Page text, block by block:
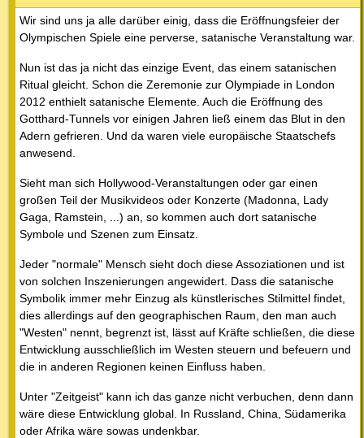
Wir sind uns ja alle darüber einig, dass die Eröffnungsfeier der
Olympischen Spiele eine perverse, satanische Veranstaltung war.
Nun ist das ja nicht das einzige Event, das einem satanischen
Ritual gleicht. Schon die Zeremonie zur Olympiade in London
2012 enthielt satanische Elemente. Auch die Eröffnung des
Gotthard-Tunnels vor einigen Jahren ließ einem das Blut in den
Adern gefrieren. Und da waren viele europäische Staatschefs
anwesend.
Sieht man sich Hollywood-Veranstaltungen oder gar einen
großen Teil der Musikvideos oder Konzerte (Madonna, Lady
Gaga, Ramstein, ...) an, so kommen auch dort satanische
Symbole und Szenen zum Einsatz.
Jeder "normale" Mensch sieht doch diese Assoziationen und ist
von solchen Inszenierungen angewidert. Dass die satanische
Symbolik immer mehr Einzug als künstlerisches Stilmittel findet,
dies allerdings auf den geographischen Raum, den man auch
"Westen" nennt, begrenzt ist, lässt auf Kräfte schließen, die diese
Entwicklung ausschließlich im Westen steuern und befeuern und
die in anderen Regionen keinen Einfluss haben.
Unter "Zeitgeist" kann ich das ganze nicht verbuchen, denn dann
wäre diese Entwicklung global. In Russland, China, Südamerika
oder Afrika wäre sowas undenkbar.